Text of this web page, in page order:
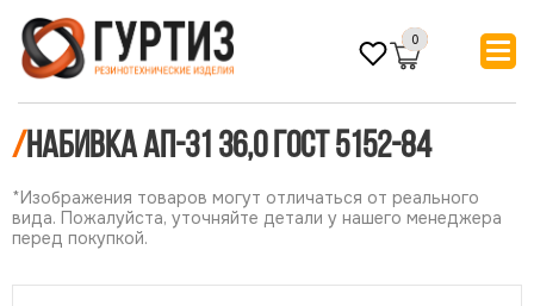
0
/Набивка АП-31 36,0 ГОСТ 5152-84
*Изображения товаров могут отличаться от реального
вида. Пожалуйста, уточняйте детали у нашего менеджера
перед покупкой.